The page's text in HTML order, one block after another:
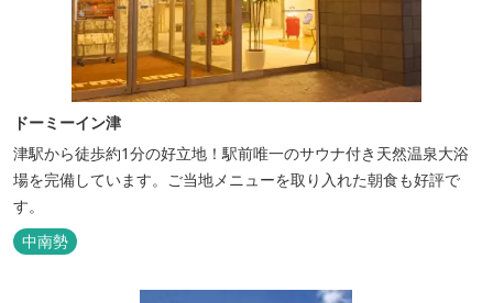
ドーミーイン津
津駅から徒歩約1分の好立地！駅前唯一のサウナ付き天然温泉大浴
場を完備しています。ご当地メニューを取り入れた朝食も好評で
す。
中南勢